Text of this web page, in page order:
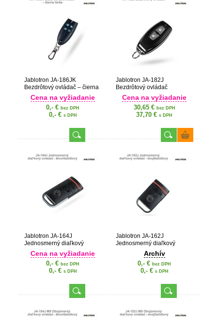
Jablotron JA-186JK
Bezdrôtový ovládač – čierna
farbaCena na vyžiadanie
0,- € bez DPH
0,- € s DPH
Jablotron JA-182J
Bezdrôtový ovládač
Cena na vyžiadanie
30,65 € bez DPH
37,70 € s DPH
Jablotron JA-164J
Jednosmerný diaľkový
ovládač - štvortlačidlový
Cena na vyžiadanie
0,- € bez DPH
0,- € s DPH
Jablotron JA-162J
Jednosmerný diaľkový
ovládač - dvojtlačidlový
Archív
0,- € bez DPH
0,- € s DPH